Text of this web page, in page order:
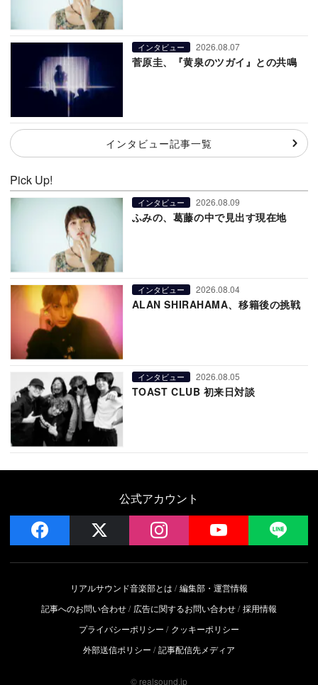
インタビュー 2026.08.07
菅原圭、『黄泉のツガイ』との共鳴
インタビュー記事一覧
Pick Up!
インタビュー 2026.08.09
ふみの、葛藤の中で見出す現在地
インタビュー 2026.08.04
ALAN SHIRAHAMA、移籍後の挑戦
インタビュー 2026.08.05
TOAST CLUB 初来日対談
公式アカウント
facebook instagram YouTube
リアルサウンド音楽部とは
編集部・運営情報
記事へのお問い合わせ
広告に関するお問い合わせ 採用情報
プライバシーポリシー
クッキーポリシー
外部送信ポリシー
記事配信先メディア
© realsound.jp